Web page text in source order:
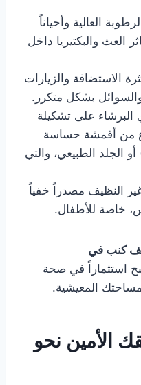
العالية وأحياناً
العث والبكتيريا داخل
الاستضافة والزيارات
بشكل متكرر.
البرشاء على تشكيلة
من أقمشة حساسة
الجلد الطبيعي، والتي
النظيف مصدراً خفياً
خاصة للأطفال.
كنب في
استثماراً في صحة
مساحتك المعيشية.
الأمين نحو